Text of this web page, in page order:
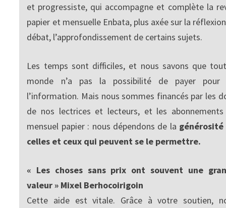
et progressiste, qui accompagne et complète la
papier et mensuelle Enbata, plus axée sur la
débat, l’approfondissement de certains sujets.
Les temps sont difficiles, et nous savons que
monde n’a pas la possibilité de payer pour
l’information. Mais nous sommes financés par les
de nos lectrices et lecteurs, et les
mensuel papier : nous dépendons de la générosité
celles et ceux qui peuvent se le permettre.
« Les choses sans prix ont souvent une
valeur » Mixel Berhocoirigoin
Cette aide est vitale. Grâce à votre soutien,